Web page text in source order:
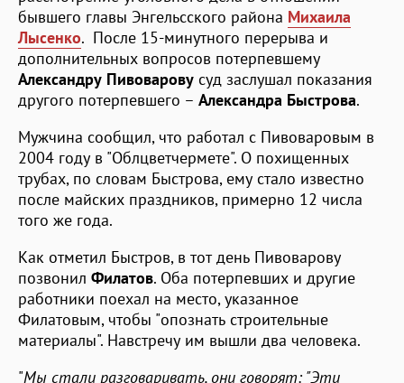
бывшего главы Энгельсского района Михаила
Лысенко. После 15-минутного перерыва и
дополнительных вопросов потерпевшему
Александру Пивоварову суд заслушал показания
другого потерпевшего – Александра Быстрова.
Мужчина сообщил, что работал с Пивоваровым в
2004 году в "Облцветчермете". О похищенных
трубах, по словам Быстрова, ему стало известно
после майских праздников, примерно 12 числа
того же года.
Как отметил Быстров, в тот день Пивоварову
позвонил Филатов. Оба потерпевших и другие
работники поехал на место, указанное
Филатовым, чтобы "опознать строительные
материалы". Навстречу им вышли два человека.
"Мы стали разговаривать, они говорят: "Эти